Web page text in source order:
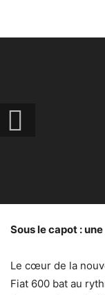
Sous le capot :
Le cœur de la
Fiat 600 bat au